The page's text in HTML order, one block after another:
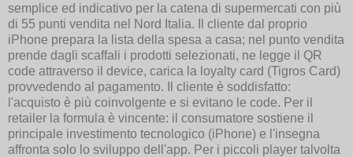
semplice ed indicativo per la catena di supermercati con più
di 55 punti vendita nel Nord Italia. Il cliente dal proprio
iPhone prepara la lista della spesa a casa; nel punto vendita
prende dagli scaffali i prodotti selezionati, ne legge il QR
code attraverso il device, carica la loyalty card (Tigros Card)
provvedendo al pagamento. Il cliente è soddisfatto:
l'acquisto è più coinvolgente e si evitano le code. Per il
retailer la formula è vincente: il consumatore sostiene il
principale investimento tecnologico (iPhone) e l'insegna
affronta solo lo sviluppo dell'app. Per i piccoli player talvolta